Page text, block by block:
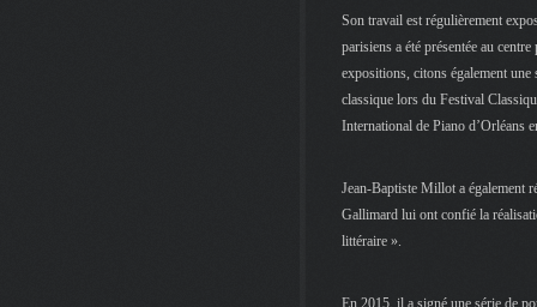
Son travail est régulièrement
parisiens a été présentée au
expositions, citons également une
classique lors du Festival
International de Piano d’Orléans
Jean-Baptiste Millot a également
Gallimard lui ont confié la
littéraire ».
En 2015, il a signé une série de